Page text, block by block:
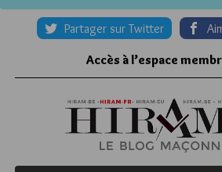
Partager sur Twitter
Accès à l’espace